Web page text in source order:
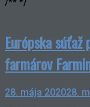
/** */
Európska
farmárov
28. mája 202028.